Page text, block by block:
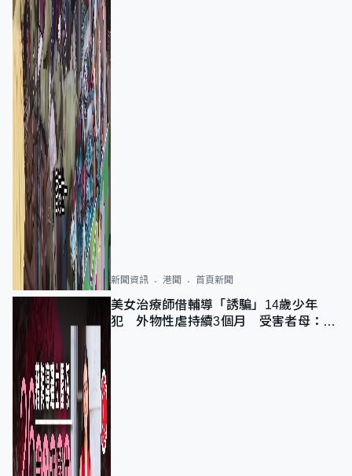
新聞資訊 港聞 首頁新聞
美女治療師借輔導「誘騙」14歲少年
犯 外物性虐持續3個月 受害者母：要